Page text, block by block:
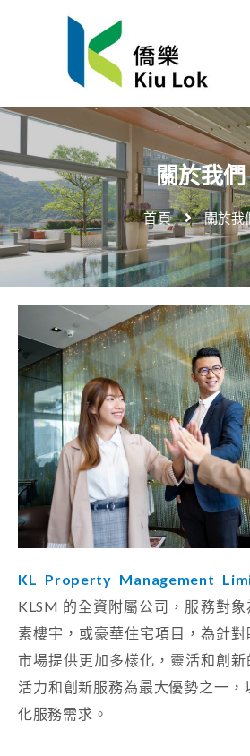
關於我們
首頁 關於我
KL Property Management
KLSM 的全資附屬公司，服務對
素樓宇，或豪華住宅項目，為針
市場提供更加多樣化，靈活和創
活力和創新服務為最大優勢之一，
化服務需求。